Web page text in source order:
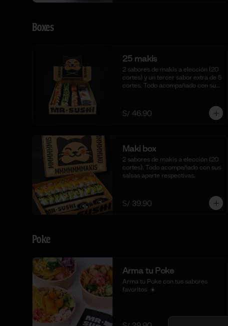
Boxes
25 makis
2 sabores de makis a elección (20
cortes) y un tercer sabor extra de 5
cortes. Todo acompañado con sus
S/ 46.90
Maki box
2 sabores de makis a elección (20
cortes). Todo acompañado con sus
salsas aparte respectivas.
S/ 39.90
Poke
Arma tu Poke
Arma tu Poke con tus sabores
favoritos  ☀️